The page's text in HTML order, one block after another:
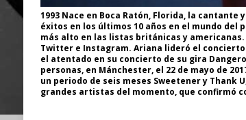
1993 Nace en Boca Ratón, Florida, la
éxitos en los últimos 10 años en el mundo del
más alto en las listas británicas y americanas.
Twitter e Instagram. Ariana lideró el
el atentado en su concierto de su gira
personas, en Mánchester, el 22 de mayo de
un periodo de seis meses Sweetener y
grandes artistas del momento, que confirmó